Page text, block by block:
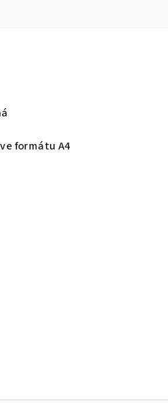
formátu A4